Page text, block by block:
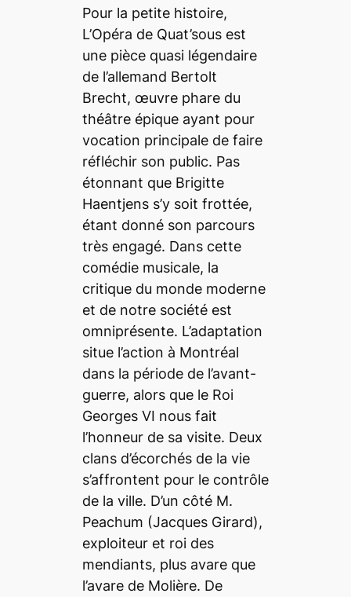
Pour la petite histoire,
L’Opéra de Quat’sousest
une pièce quasi légendaire
de l’allemand Bertolt
Brecht, œuvre phare du
théâtre épique ayant pour
vocation principale de faire
réfléchir son public. Pas
étonnant que Brigitte
Haentjens s’y soit frottée,
étant donné son parcours
très engagé. Dans cette
comédie musicale, la
critique du monde moderne
et de notre société est
omniprésente. L’adaptation
situe l’action à Montréal
dans la période de l’avant-
guerre, alors que le Roi
Georges VI nous fait
l’honneur de sa visite. Deux
clans d’écorchés de la vie
s’affrontent pour le contrôle
de la ville. D’un côté M.
Peachum (Jacques Girard),
exploiteur et roi des
mendiants, plus avare que
l’avare de Molière. De